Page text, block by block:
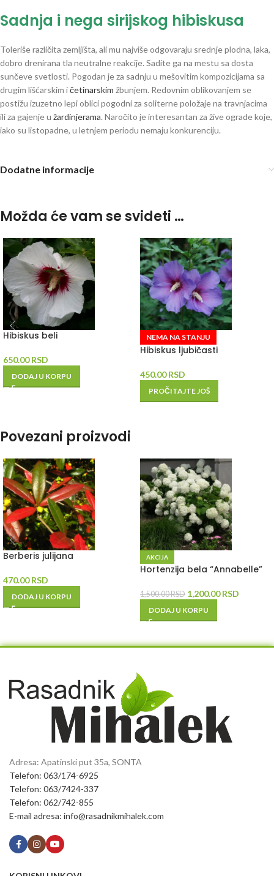
Sadnja i nega sirijskog hibiskusa
Toleriše različita zemljišta, ali mu najviše odgovaraju srednje plodna, laka,
dobro drenirana tla neutralne reakcije. Sadite ga na mestu sa dosta
sunčeve svetlosti. Pogodan je za sadnju u mešovitim kompozicijama sa
drugim lišćarskim ičetinarskim žbunjem. Redovnim oblikovanjem se
postižu izuzetno lepi oblici pogodni za soliterne položaje na travnjacima
ili za gajenje u žardinjerama. Naročito je interesantan za žive ograde koje,
iako su listopadne, u letnjem periodu nemaju konkurenciju.
Dodatne informacije
Možda će vam se svideti …
Hibiskus beli
650.00RSD
DODAJ U KORPU
NEMA NA STANJU
Hibiskus ljubičasti
450.00RSD
PROČITAJTE JOŠ
Povezani proizvodi
Berberis julijana
470.00RSD
DODAJ U KORPU
AKCIJA
Hortenzija bela “Annabelle”
1,500.00RSD 1,200.00RSD
DODAJ U KORPU
Adresa: Apatinski put 35a, SONTA
Telefon: 063/174-6925
Telefon: 063/7424-337
Telefon: 062/742-855
E-mail adresa: info@rasadnikmihalek.com